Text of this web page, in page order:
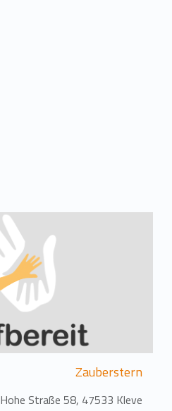
Zauberstern
Hohe Straße 58, 47533 Kleve